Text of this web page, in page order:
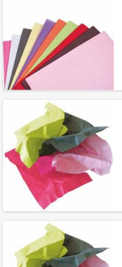
Pochettes -
Enveloppes
plastiques opaques
80 µ 400x520 mm
1,44 €